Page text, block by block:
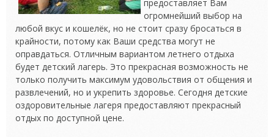
предоставляет Вам
огромнейший выбор на
любой вкус и кошелёк, но не стоит сразу бросаться в
крайности, потому как Ваши средства могут не
оправдаться. Отличным вариантом летнего отдыха
будет детский лагерь. Это прекрасная возможность не
только получить максимум удовольствия от общения и
развлечений, но и укрепить здоровье. Сегодня детские
оздоровительные лагеря предоставляют прекрасный
отдых по доступной цене.